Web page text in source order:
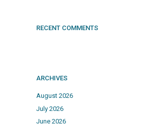
RECENT COMMENTS
ARCHIVES
August 2026
July 2026
June 2026